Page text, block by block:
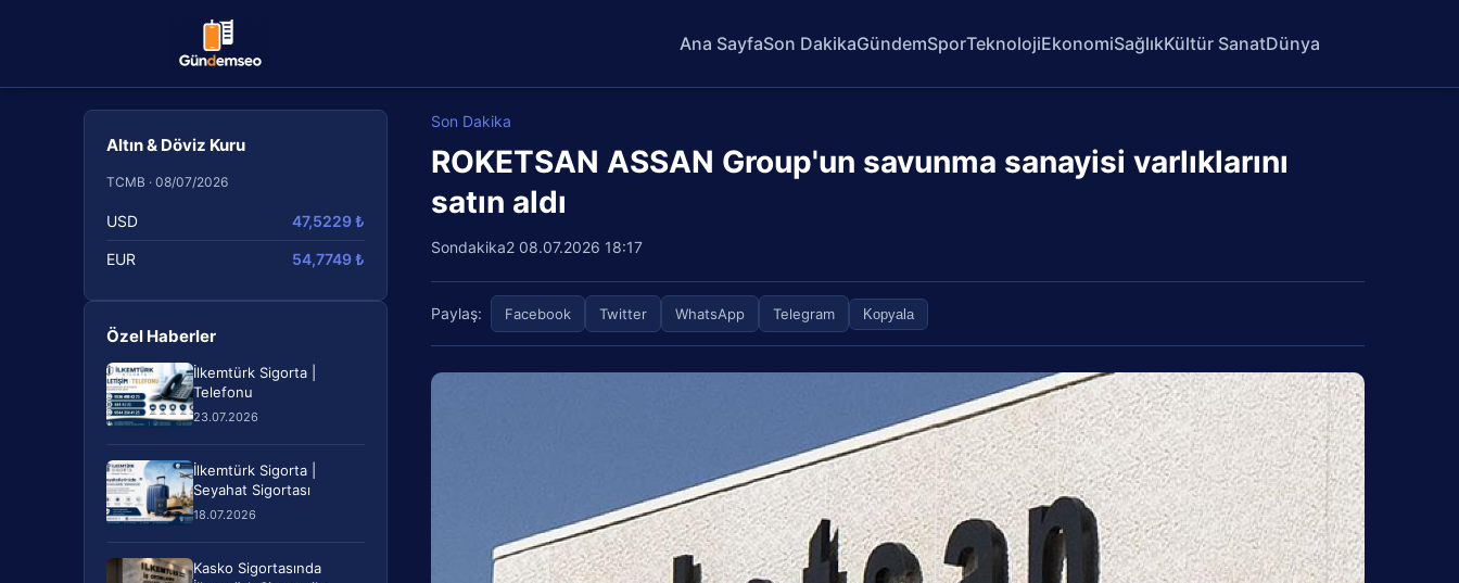
Ana SayfaSon DakikaGündemSporTeknolojiEkonomiSağlıkKültür SanatDünya
Altın & Döviz Kuru
TCMB · 08/07/2026
USD 47,5229 ₺
EUR 54,7749 ₺
Özel Haberler
İlkemtürk Sigorta |
Telefonu
23.07.2026
İlkemtürk Sigorta |
Seyahat Sigortası
18.07.2026
Kasko Sigortasında
Son Dakika
ROKETSAN ASSAN Group'un savunma sanayisi varlıklarını
satın aldı
Sondakika2 08.07.2026 18:17
Paylaş: Facebook Twitter WhatsApp Telegram Kopyala